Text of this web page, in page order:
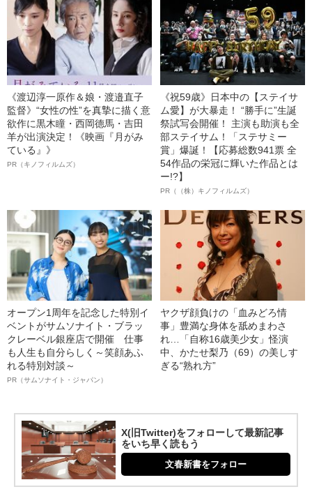
《渡辺淳一原作＆娘・渡邉直子
監督》“女性の性”を真摯に描く意
欲作に黒木瞳・西岡德馬・吉田
羊が出演決定！《映画『月がみ
ている』》
PR（キノフィルムズ）
《祝59歳》日本中の【ステイサ
ム愛】が大暴走！ “勝手に”生誕
祭試写会開催！ 主演も助演も全
部ステイサム！「ステサミー
賞」爆誕！【応募総数941票 全
54作品の栄冠に輝いた作品とは
ー!?】
PR（（株）キノフィルムズ）
オープン1周年を記念した特別イ
ベントがサムソナイト・ブラッ
クレーベル銀座店で開催 仕事
も人生も自分らしく～笑顔あふ
れる特別対談～
PR（サムソナイト・ジャパン）
ヤクザ顔負けの「血みどろ情
事」豊満な身体を舐めまわさ
れ…「自称16歳美少女」怪演
中、かたせ梨乃（69）の美しす
ぎる“熟れ方”
X(旧Twitter)をフォローして最新記事
をいち早く読もう
文春新書をフォロー